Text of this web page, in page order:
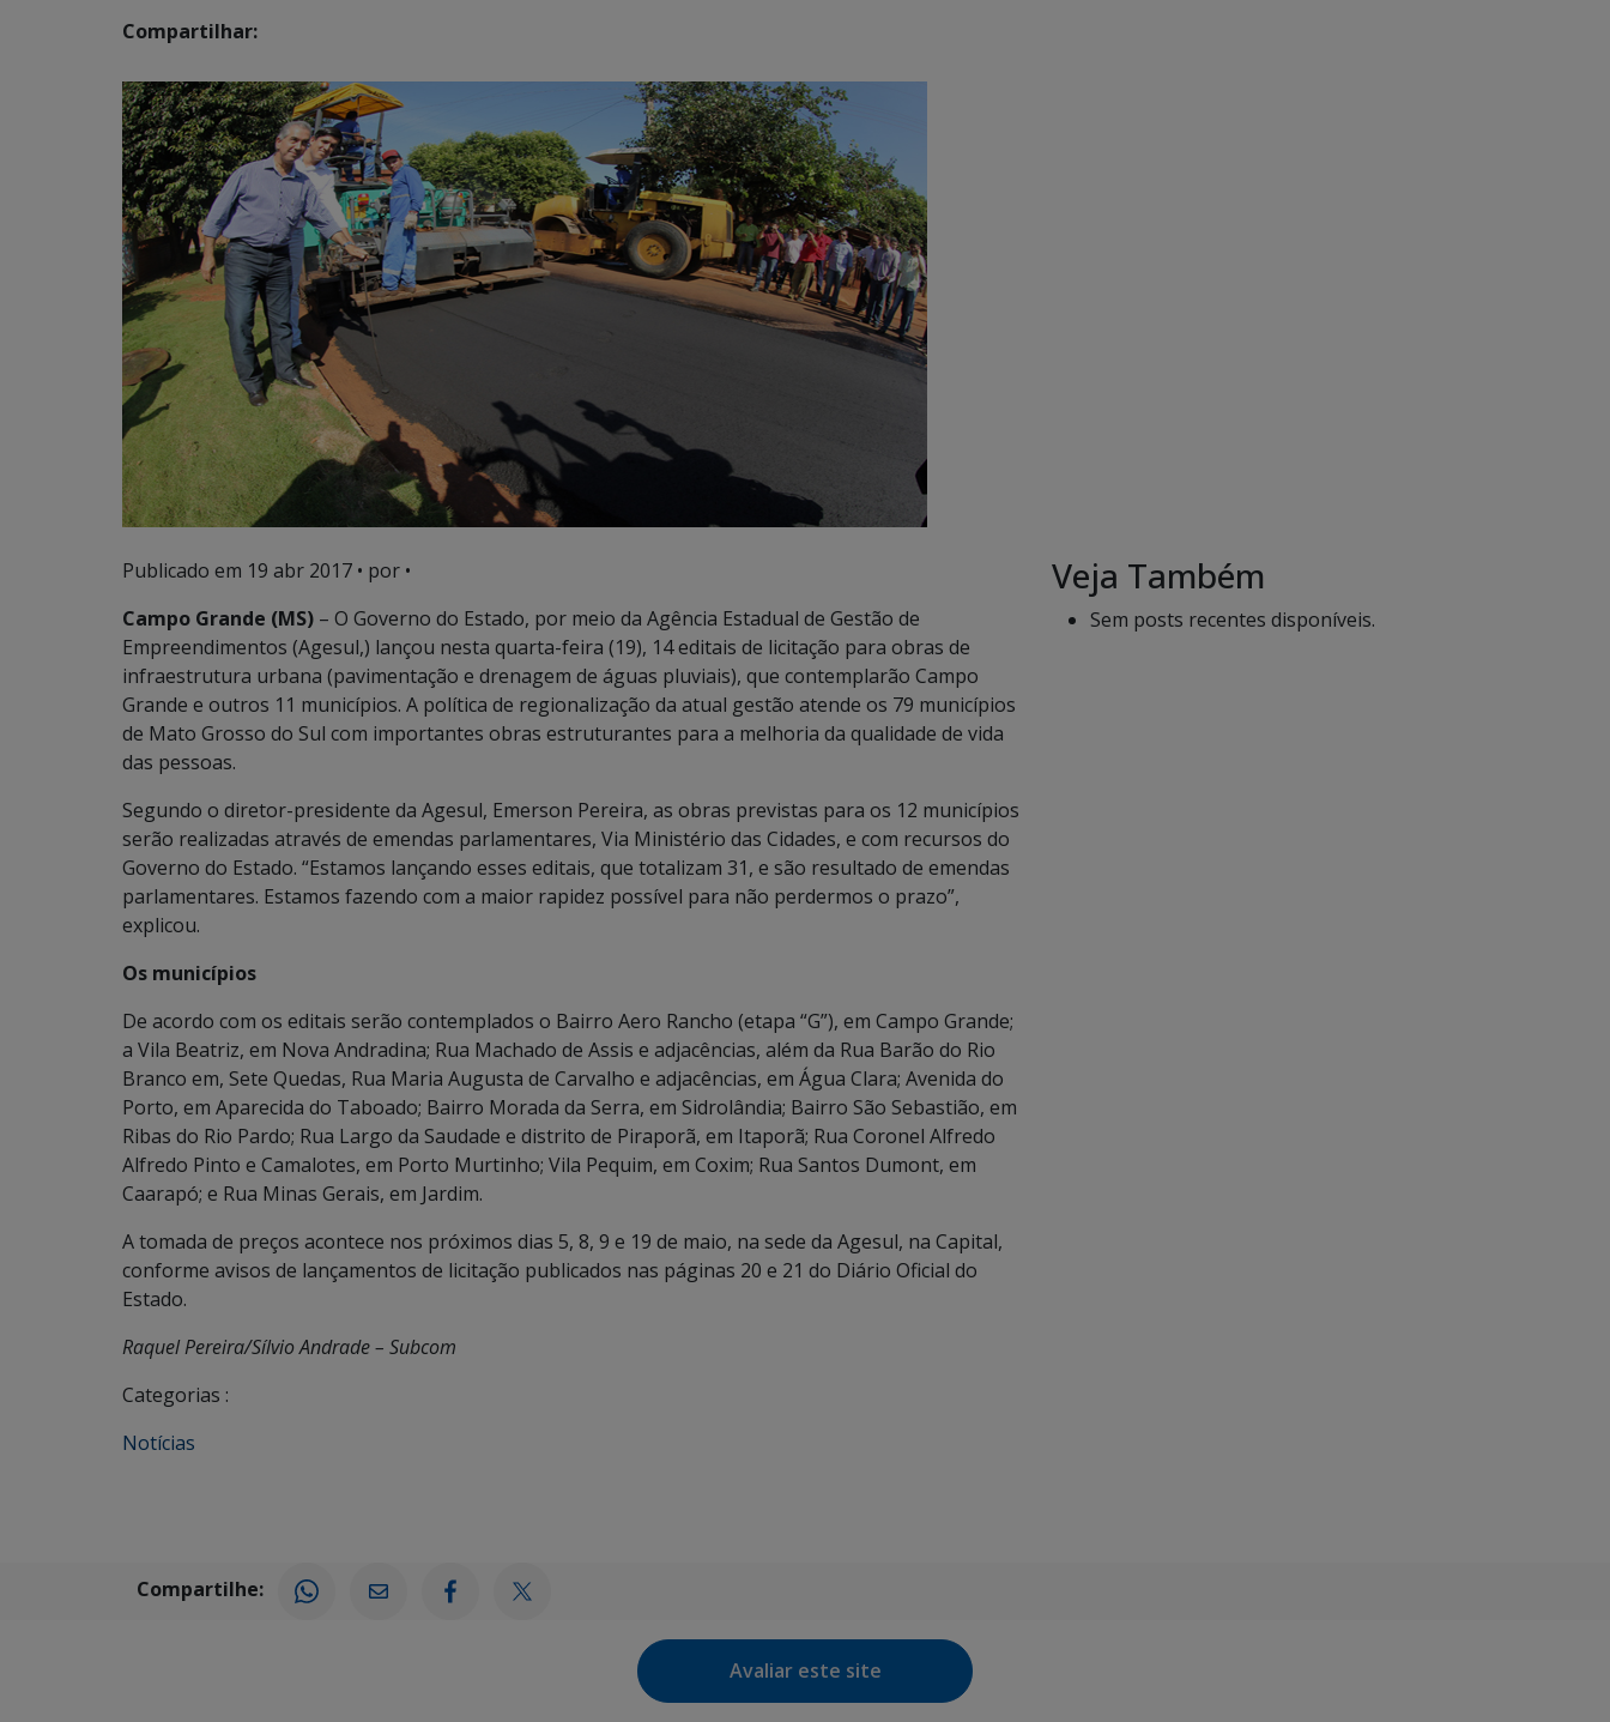
Compartilhar:
Publicado em 19 abr 2017 • por •
Campo Grande (MS) – O Governo do Estado, por meio da Agência Estadual de Gestão de
Empreendimentos (Agesul,) lançou nesta quarta-feira (19), 14 editais de licitação para obras de
infraestrutura urbana (pavimentação e drenagem de águas pluviais), que contemplarão Campo
Grande e outros 11 municípios. A política de regionalização da atual gestão atende os 79 municípios
de Mato Grosso do Sul com importantes obras estruturantes para a melhoria da qualidade de vida
das pessoas.
Segundo o diretor-presidente da Agesul, Emerson Pereira, as obras previstas para os 12 municípios
serão realizadas através de emendas parlamentares, Via Ministério das Cidades, e com recursos do
Governo do Estado. “Estamos lançando esses editais, que totalizam 31, e são resultado de emendas
parlamentares. Estamos fazendo com a maior rapidez possível para não perdermos o prazo”,
explicou.
Os municípios
De acordo com os editais serão contemplados o Bairro Aero Rancho (etapa “G”), em Campo Grande;
a Vila Beatriz, em Nova Andradina; Rua Machado de Assis e adjacências, além da Rua Barão do Rio
Branco em, Sete Quedas, Rua Maria Augusta de Carvalho e adjacências, em Água Clara; Avenida do
Porto, em Aparecida do Taboado; Bairro Morada da Serra, em Sidrolândia; Bairro São Sebastião, em
Ribas do Rio Pardo; Rua Largo da Saudade e distrito de Piraporã, em Itaporã; Rua Coronel Alfredo
Alfredo Pinto e Camalotes, em Porto Murtinho; Vila Pequim, em Coxim; Rua Santos Dumont, em
Caarapó; e Rua Minas Gerais, em Jardim.
A tomada de preços acontece nos próximos dias 5, 8, 9 e 19 de maio, na sede da Agesul, na Capital,
conforme avisos de lançamentos de licitação publicados nas páginas 20 e 21 do Diário Oficial do
Estado.
Raquel Pereira/Sílvio Andrade – Subcom
Categorias :
Notícias
Veja Também
Sem posts recentes disponíveis.
Compartilhe:
Avaliar este site